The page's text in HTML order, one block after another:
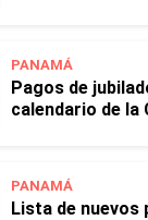
PANAMÁ
Pagos de
calendario de la
PANAMÁ
Lista de nuevos